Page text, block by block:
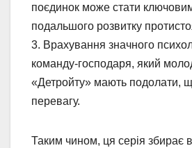
поєдинок може стати
подальшого розвитку
3. Врахування значного
команду-господаря, який
«Детройту» мають подолати,
перевагу.
Таким чином, ця серія збирає